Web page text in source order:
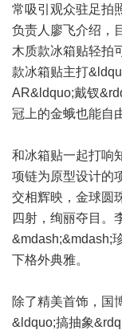
常吸引观众驻足拍
负责人廖飞介绍，
木质款冰箱贴轻拍
款冰箱贴主打
AR&ldquo;戴钗
冠上的金蛾也能自
和冰箱贴一起打响
项链为原型设计的
交相辉映，金球圆
四射，绚丽夺目。
&mdash;&mdash;
下格外典雅。
除了精美首饰，国
&ldquo;搞抽象